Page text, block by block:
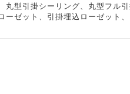
丸型引掛シーリング、丸型フル
ーゼット、引掛埋込ローゼット